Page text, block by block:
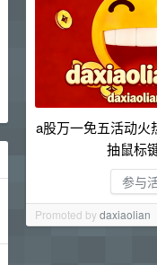
a股万一免五活动火
抽鼠标
参与
Promoted bydaxiaolian